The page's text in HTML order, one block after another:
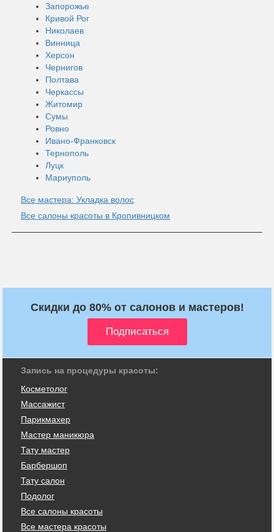
Запорожье
Кривой Рог
Николаев
Винница
Херсон
Чернигов
Полтава
Черкассы
Житомир
Сумы
Ровно
Ивано-Франковск
Тернополь
Луцк
Мариуполь
Все мастера: Укладка волос
Все салоны красоты в Кропивницком
Скидки до 80% от салонов и мастеров!
Запись на процедуры красоты:
Косметолог
Массажист
Парикмахер
Мастер маникюра
Тату мастер
Барбершоп
Тату салон
Подолог
Все салоны красоты
Все мастера красоты